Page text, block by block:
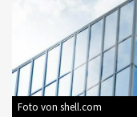
Foto von shell.com